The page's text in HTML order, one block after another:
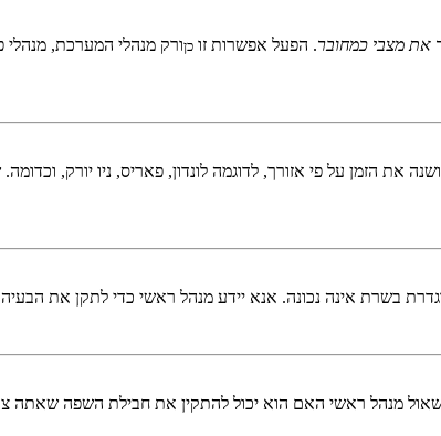
את מצבי כמחובר. הפעל אפשרות זו כןורק מנהלי המערכת,
הזמן על פי אזורך, לדוגמה לונדון, פאריס, ניו יורק, וכדומה.
בשרת אינה נכונה. אנא יידע מנהל ראשי כדי לתקן את הבעיה
ראשי האם הוא יכול להתקין את חבילת השפה שאתה